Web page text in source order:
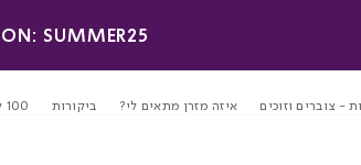
SUMMER25
- צוברים וזוכים איזה מזרן מתאים לי? ביקורות 100 לילות